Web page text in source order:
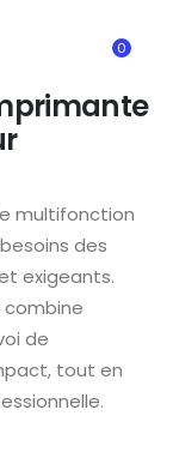
0
multifonction
des
exigeants.
combine
de
tout en